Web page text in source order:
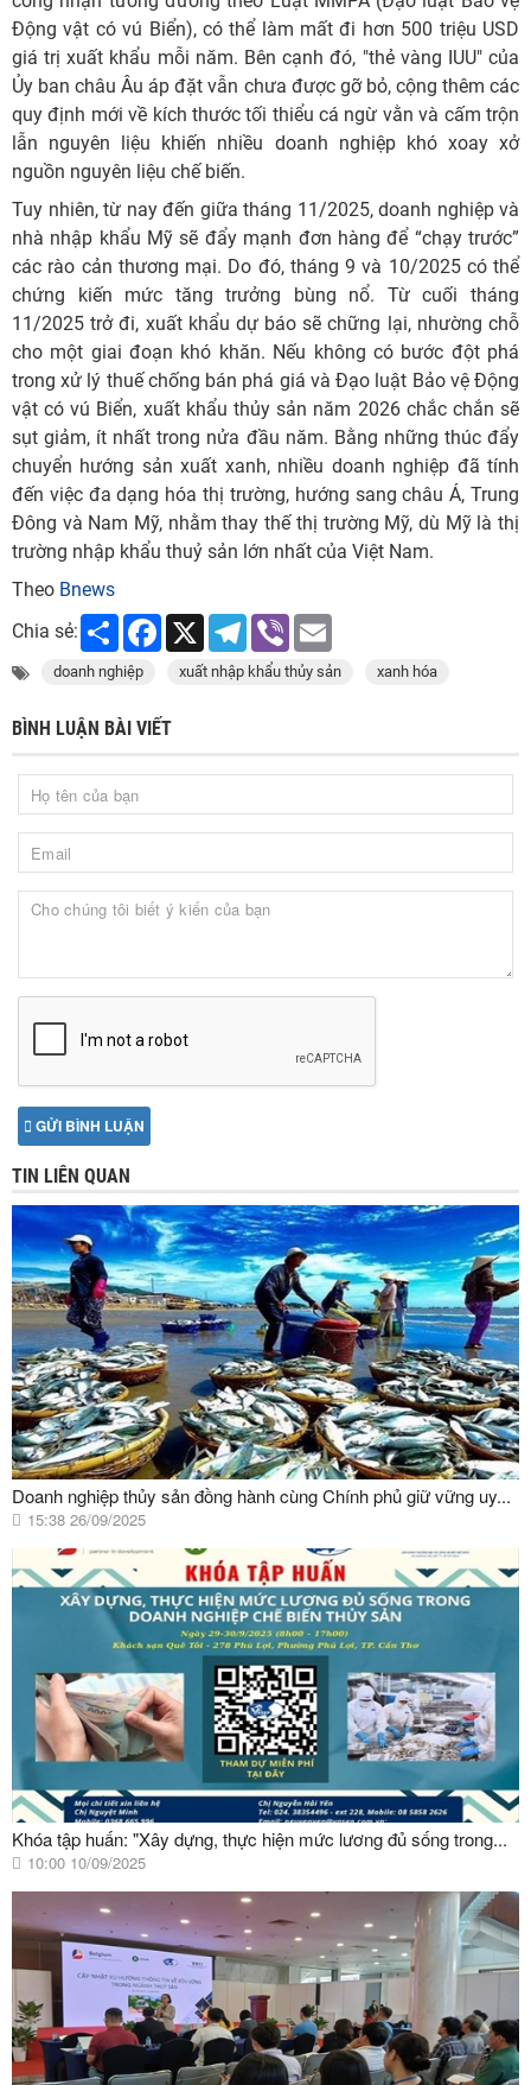
Động vật có vú Biển), có thể làm mất đi hơn 500 triệu USD
giá trị xuất khẩu mỗi năm. Bên cạnh đó, "thẻ vàng IUU" của
Ủy ban châu Âu áp đặt vẫn chưa được gỡ bỏ, cộng thêm các
quy định mới về kích thước tối thiểu cá ngừ vằn và cấm trộn
lẫn nguyên liệu khiến nhiều doanh nghiệp khó xoay xở
nguồn nguyên liệu chế biến.
Tuy nhiên, từ nay đến giữa tháng 11/2025, doanh nghiệp và
nhà nhập khẩu Mỹ sẽ đẩy mạnh đơn hàng để “chạy trước”
các rào cản thương mại. Do đó, tháng 9 và 10/2025 có thể
chứng kiến mức tăng trưởng bùng nổ. Từ cuối tháng
11/2025 trở đi, xuất khẩu dự báo sẽ chững lại, nhường chỗ
cho một giai đoạn khó khăn. Nếu không có bước đột phá
trong xử lý thuế chống bán phá giá và Đạo luật Bảo vệ Động
vật có vú Biển, xuất khẩu thủy sản năm 2026 chắc chắn sẽ
sụt giảm, ít nhất trong nửa đầu năm. Bằng những thúc đẩy
chuyển hướng sản xuất xanh, nhiều doanh nghiệp đã tính
đến việc đa dạng hóa thị trường, hướng sang châu Á, Trung
Đông và Nam Mỹ, nhằm thay thế thị trường Mỹ, dù Mỹ là thị
trường nhập khẩu thuỷ sản lớn nhất của Việt Nam.
Theo Bnews
Chia sẻ:
Share Facebook
X Telegram
Viber
doanh nghiệp xuất nhập khẩu thủy sản xanh hóa
BÌNH LUẬN BÀI VIẾT
GỬI BÌNH LUẬN
TIN LIÊN QUAN
Doanh nghiệp thủy sản đồng hành cùng Chính phủ giữ vững uy...
15:38 26/09/2025
Khóa tập huấn: "Xây dựng, thực hiện mức lương đủ sống trong...
10:00 10/09/2025